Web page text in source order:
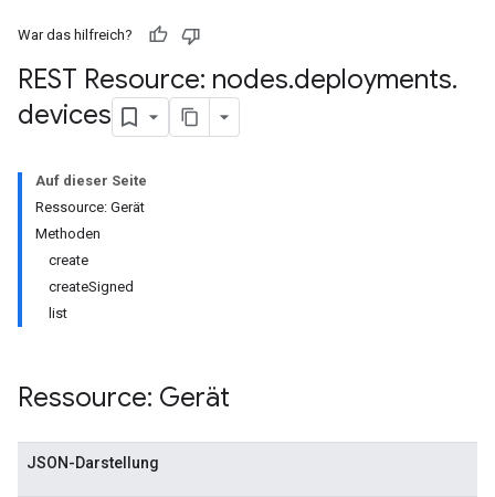
War das hilfreich?
REST Resource: nodes.deployments.
devices
Auf dieser Seite
Ressource: Gerät
Methoden
create
createSigned
list
Ressource: Gerät
JSON-Darstellung